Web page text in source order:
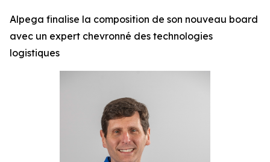
Alpega finalise la composition de son nouveau board
avec un expert chevronné des technologies
logistiques